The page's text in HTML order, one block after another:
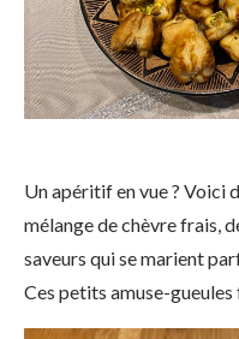
Un apéritif en vue ? Voici
mélange de chèvre frais,
saveurs qui se marient
Ces petits amuse-